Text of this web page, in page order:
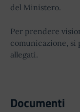
del Ministero.
Per prendere
comunicazione, si
allegati.
Documenti